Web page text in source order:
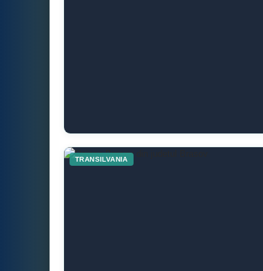
TRANSILVANIA